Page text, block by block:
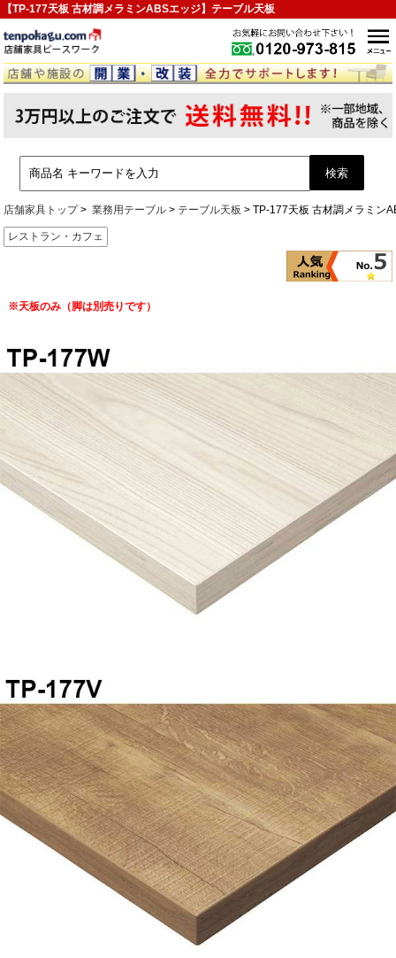
【TP-177天板 古材調メラミンABSエッジ】テーブル天板
店舗家具トップ 業務用テーブル テーブル天板 TP-177天板 古材調メラミン
レストラン・カフェ
※天板のみ（脚は別売りです）